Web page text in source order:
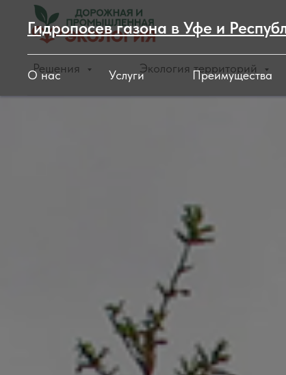
Решения Экология территорий
Гидропосев газона в Уфе и
О нас Услуги Преимущества